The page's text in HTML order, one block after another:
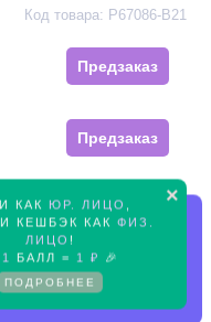
×
КАК ЮР. ЛИЦО
КЕШБЭК КАК ФИЗ.
ЛИЦО !
1 БАЛЛ = 1 ₽ 🎉
ПОДРОБНЕЕ
Код товара: P67086-B21
Предзаказ
Предзаказ
Предзаказ